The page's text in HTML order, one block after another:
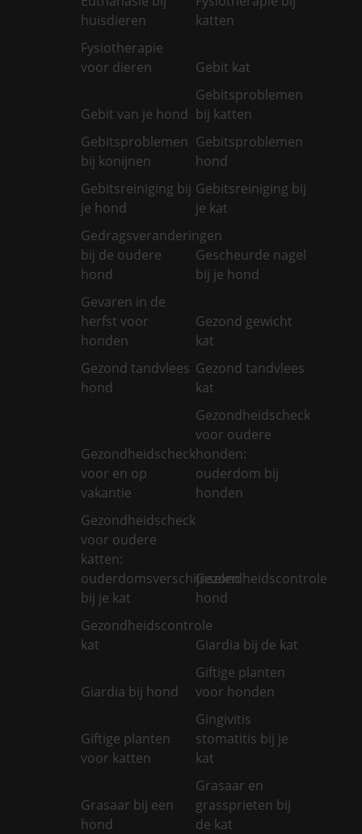
huisdieren
katten
Fysiotherapie
voor dieren
Gebit kat
Gebit van je hond
Gebitsproblemen
bij katten
Gebitsproblemen
bij konijnen
Gebitsproblemen
hond
Gebitsreiniging bij
je hond
Gebitsreiniging bij
je kat
Gedragsveranderingen
bij de oudere
hond
Gescheurde nagel
bij je hond
Gevaren in de
herfst voor
honden
Gezond gewicht
kat
Gezond tandvlees
hond
Gezond tandvlees
kat
Gezondheidscheck
voor en op
vakantie
Gezondheidscheck
voor oudere
honden:
ouderdom bij
honden
Gezondheidscheck
voor oudere
katten:
ouderdomsverschijnselen
bij je kat
Gezondheidscontrole
hond
Gezondheidscontrole
kat
Giardia bij de kat
Giardia bij hond
Giftige planten
voor honden
Giftige planten
voor katten
Gingivitis
stomatitis bij je
kat
Grasaar bij een
hond
Grasaar en
grassprieten bij
de kat